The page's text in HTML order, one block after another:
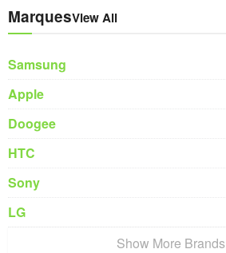
MarquesView All
Samsung
Apple
Doogee
HTC
Sony
LG
Show More Brands